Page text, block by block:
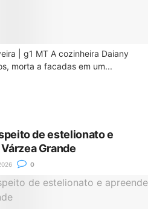
| g1 MT A cozinheira Daiany
morta a facadas em um...
de estelionato e
Grande
0